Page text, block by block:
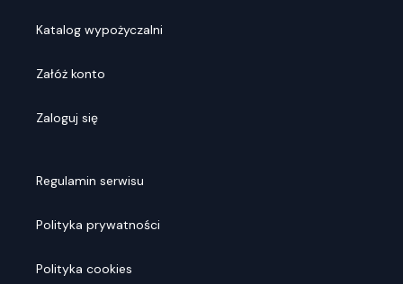
Katalog wypożyczalni
Załóż konto
Zaloguj się
Regulamin serwisu
Polityka prywatności
Polityka cookies